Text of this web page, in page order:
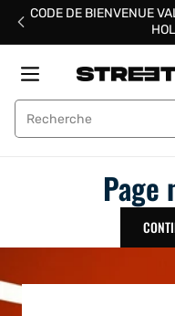
PasserCODE DE BIENVENUE
Street Padel
Page